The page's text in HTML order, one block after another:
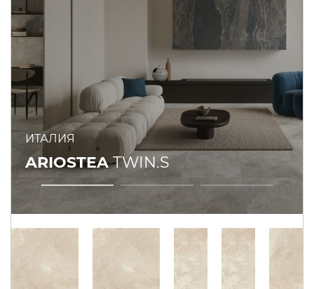
ИТАЛИЯ
ARIOSTEATWIN.S